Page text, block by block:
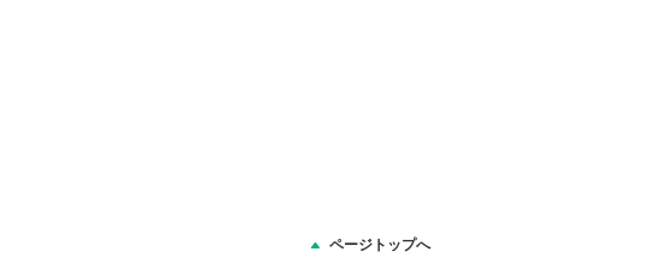
ページトップへ